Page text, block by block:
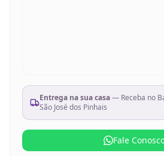
Entrega na sua casa— Receba no
São José dos Pinhais
Fale